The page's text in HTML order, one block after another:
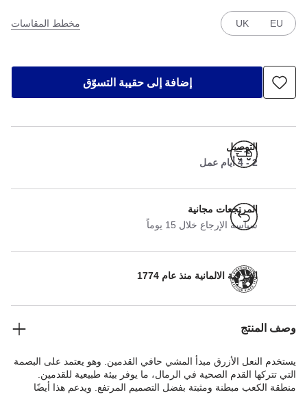
مخطط المقاسات EU
UK
إضافة إلى حقيبة التسوّق
التوصيل
2 - 4 أيام عمل
المرتجعات مجانية
سياسة الإرجاع خلال 15 يوماً
الحرفية الالمانية منذ عام 1774
وصف المنتج
يستخدم النعل الأزرق مبدأ المشي حافي القدمين. وهو يعتمد على البصمة
التي تتركها القدم الصحية في الرمال، ما يوفر بيئة طبيعية للقدمين.
منطقة الكعب مبطنة ومثبتة بفضل التصميم المرتفع. ويدعم هذا أيضًا